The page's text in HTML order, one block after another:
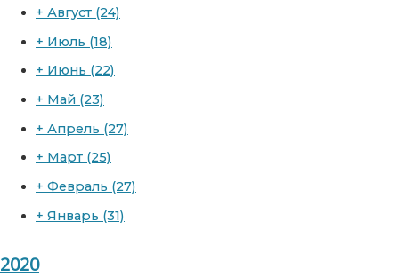
+ Август (24)
+ Июль (18)
+ Июнь (22)
+ Май (23)
+ Апрель (27)
+ Март (25)
+ Февраль (27)
+ Январь (31)
2020